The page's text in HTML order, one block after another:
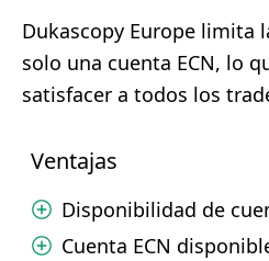
Dukascopy Europe limita
solo una cuenta ECN, lo
satisfacer a todos los
Ventajas
Disponibilidad de
Cuenta ECN